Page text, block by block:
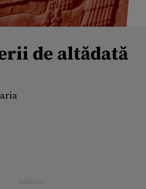
de altădată